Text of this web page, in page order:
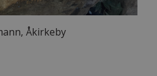
Åkirkeby